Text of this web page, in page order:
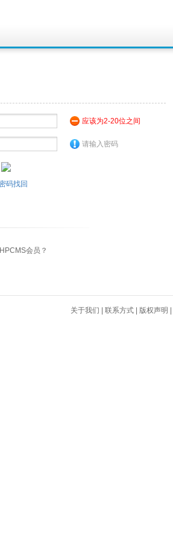
应该为2-20位之间
请输入密码
码找回
会员？
关于我们 联系方式 版权声明